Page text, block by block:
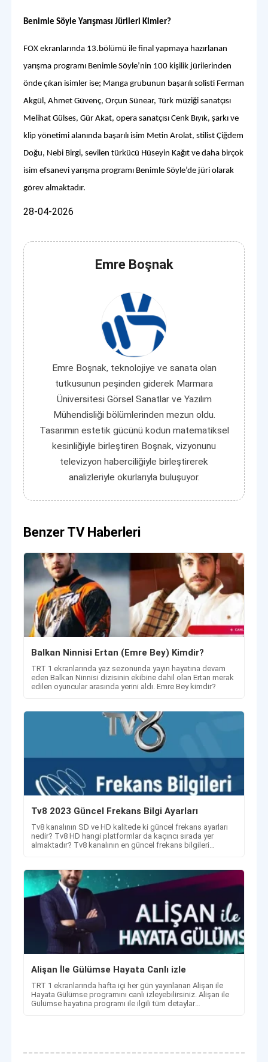
Benimle Söyle Yarışması Jürileri Kimler?
FOX ekranlarında 13.bölümü ile final yapmaya hazırlanan
yarışma programı Benimle Söyle’nin 100 kişilik jürilerinden
önde çıkan isimler ise; Manga grubunun başarılı solisti Ferman
Akgül, Ahmet Güvenç, Orçun Sünear, Türk müziği sanatçısı
Melihat Gülses, Gür Akat, opera sanatçısı Cenk Bıyık, şarkı ve
klip yönetimi alanında başarılı isim Metin Arolat, stilist Çiğdem
Doğu, Nebi Birgi, sevilen türkücü Hüseyin Kağıt ve daha birçok
isim efsanevi yarışma programı Benimle Söyle’de jüri olarak
görev almaktadır.
28-04-2026
Emre Boşnak
Emre Boşnak, teknolojiye ve sanata olan
tutkusunun peşinden giderek Marmara
Üniversitesi Görsel Sanatlar ve Yazılım
Mühendisliği bölümlerinden mezun oldu.
Tasarımın estetik gücünü kodun matematiksel
kesinliğiyle birleştiren Boşnak, vizyonunu
televizyon haberciliğiyle birleştirerek
analizleriyle okurlarıyla buluşuyor.
Benzer TV Haberleri
Balkan Ninnisi Ertan (Emre Bey) Kimdir?
TRT 1 ekranlarında yaz sezonunda yayın hayatına devam
eden Balkan Ninnisi dizisinin ekibine dahil olan Ertan merak
edilen oyuncular arasında yerini aldı. Emre Bey kimdir?
Tv8 2023 Güncel Frekans Bilgi Ayarları
Tv8 kanalının SD ve HD kalitede ki güncel frekans ayarları
nedir? Tv8 HD hangi platformlar da kaçıncı sırada yer
almaktadır? Tv8 kanalının en güncel frekans bilgileri
Alişan İle Gülümse Hayata Canlı izle
TRT 1 ekranlarında hafta içi her gün yayınlanan Alişan ile
Hayata Gülümse programını canlı izleyebilirsiniz. Alişan ile
Gülümse hayatına programı ile ilgili tüm detaylar